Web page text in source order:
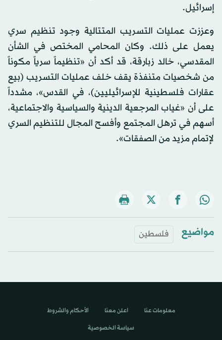
إسرائيل.
وعززت عمليات التسريب المتتالية وجود تنظيم سري
يعمل على ذلك. وكان المحامي المختص في الشأن
المقدسي، خالد زبارقة، قد أكد أن «تنظيماً سرياً مكوناً
من شخصيات متنفذة يقف خلف عمليات التسريب (بيع
عقارات فلسطينية للإسرائيليين)، في القدس»، مشدداً
على أن «غياب المرجعية الدينية والسياسية والاجتماعية،
أسهم في ترهل المجتمع وأفسح المجال للتنظيم السري
لإتمام مزيد من الصفقات».
مواضيع فلسطين
معلومات عنا اعلن معنا الأحكام والشروط
سياسة الخصوصية